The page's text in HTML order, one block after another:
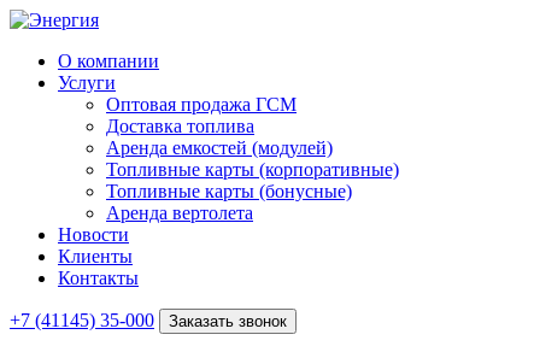
О компании
Услуги
Оптовая продажа ГСМ
Доставка топлива
Аренда емкостей (модулей)
Топливные карты (корпоративные)
Топливные карты (бонусные)
Аренда вертолета
Новости
Клиенты
Контакты
+7 (41145) 35-000 Заказать звонок